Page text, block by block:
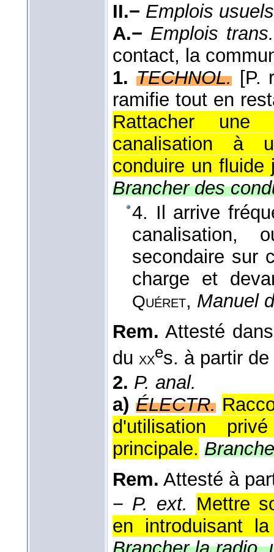
II.− Emplois usuels
A.− Emplois trans.
contact, la
1. TECHNOL. [P.
ramifie tout en
Rattacher une
canalisation à
conduire un fluide
Brancher des
4. Il arrive
secondaire sur
charge et
Quéret, Manuel
Rem. Attesté
du xxes. à partir de
2. P. anal.
a) ÉLECTR.
d'utilisation
principale.
Rem. Attesté à
− P. ext. Mettre
en introduisant